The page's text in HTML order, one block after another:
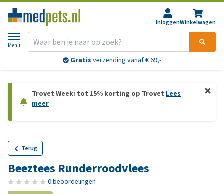
InloggenWinkelwagen
Menu
Gratis verzending vanaf € 69,-
Trovet Week: tot 15% korting op Trovet Lees
meer
Terug
Beeztees Runderroodvlees
0 beoordelingen